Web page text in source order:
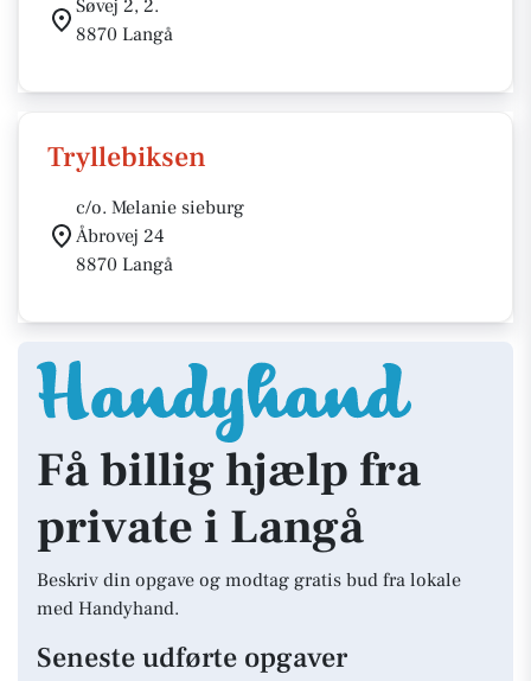
Søvej 2, 2.
8870 Langå
Tryllebiksen
c/o. Melanie sieburg
Åbrovej 24
8870 Langå
Få billig hjælp fra
private i Langå
Beskriv din opgave og modtag gratis bud fra lokale
med Handyhand.
Seneste udførte opgaver